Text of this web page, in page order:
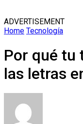
ADVERTISEMENT
Home Tecnología
Por qué tu
las letras